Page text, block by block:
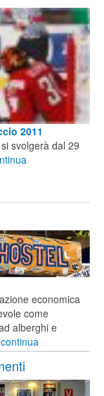
2011
svolgerà dal 29
economica
come
alberghi e
continua